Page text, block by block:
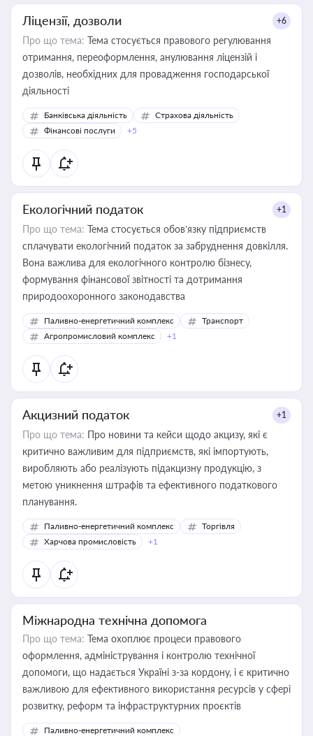
Ліцензії, дозволи +6
Про що тема: Тема стосується правового регулювання
отримання, переоформлення, анулювання ліцензій і
дозволів, необхідних для провадження господарської
діяльності
Банківська діяльність
Страхова діяльність
Фінансові послуги
+5
Екологічний податок +1
Про що тема: Тема стосується обов’язку підприємств
сплачувати екологічний податок за забруднення довкілля.
Вона важлива для екологічного контролю бізнесу,
формування фінансової звітності та дотримання
природоохоронного законодавства
Паливно-енергетичний комплекс
Транспорт
Агропромисловий комплекс
+1
Акцизний податок +1
Про що тема: Про новини та кейси щодо акцизу, які є
критично важливим для підприємств, які імпортують,
виробляють або реалізують підакцизну продукцію, з
метою уникнення штрафів та ефективного податкового
планування.
Паливно-енергетичний комплекс
Торгівля
Харчова промисловість
+1
Міжнародна технічна допомога
Про що тема: Тема охоплює процеси правового
оформлення, адміністрування і контролю технічної
допомоги, що надається Україні з-за кордону, і є критично
важливою для ефективного використання ресурсів у сфері
розвитку, реформ та інфраструктурних проєктів
Паливно-енергетичний комплекс